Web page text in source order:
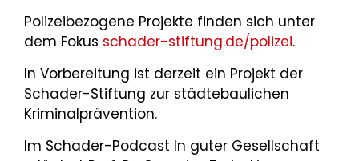
Polizeibezogene Projekte finden sich unter
dem Fokus schader-stiftung.de/polizei.
In Vorbereitung ist derzeit ein Projekt der
Schader-Stiftung zur städtebaulichen
Kriminalprävention.
Im Schader-Podcast In guter Gesellschaft